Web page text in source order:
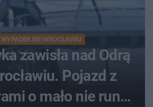
WYPADEK WE WROCŁAWIU
zawisła nad Odrą
Pojazd z
o mało nie runął